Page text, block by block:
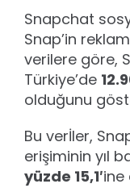
Snapchat
Snap’in
verilere göre,
Türkiye’de
olduğunu
Bu verİler,
erişiminin yıl
yüzde 15,1′ine